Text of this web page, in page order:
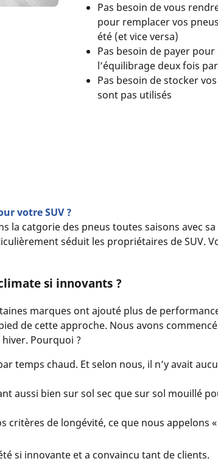
Pas besoin de vous
pour remplacer vos
été (et vice versa)
Pas besoin de payer
l’équilibrage deux fois
Pas besoin de stocker
sont pas utilisés
votre SUV ?
la catgorie des pneus toutes saisons avec sa
séduit les propriétaires de SUV.
si innovants ?
marques ont ajouté plus de
de cette approche. Nous avons
Pourquoi ?
temps chaud. Et selon nous, il n’y avait
aussi bien sur sol sec que sur sol mouillé
critères de longévité, ce que nous appelons
si innovante et a convaincu tant de clients.